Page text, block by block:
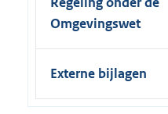
Omgevingswet
Externe bijlagen